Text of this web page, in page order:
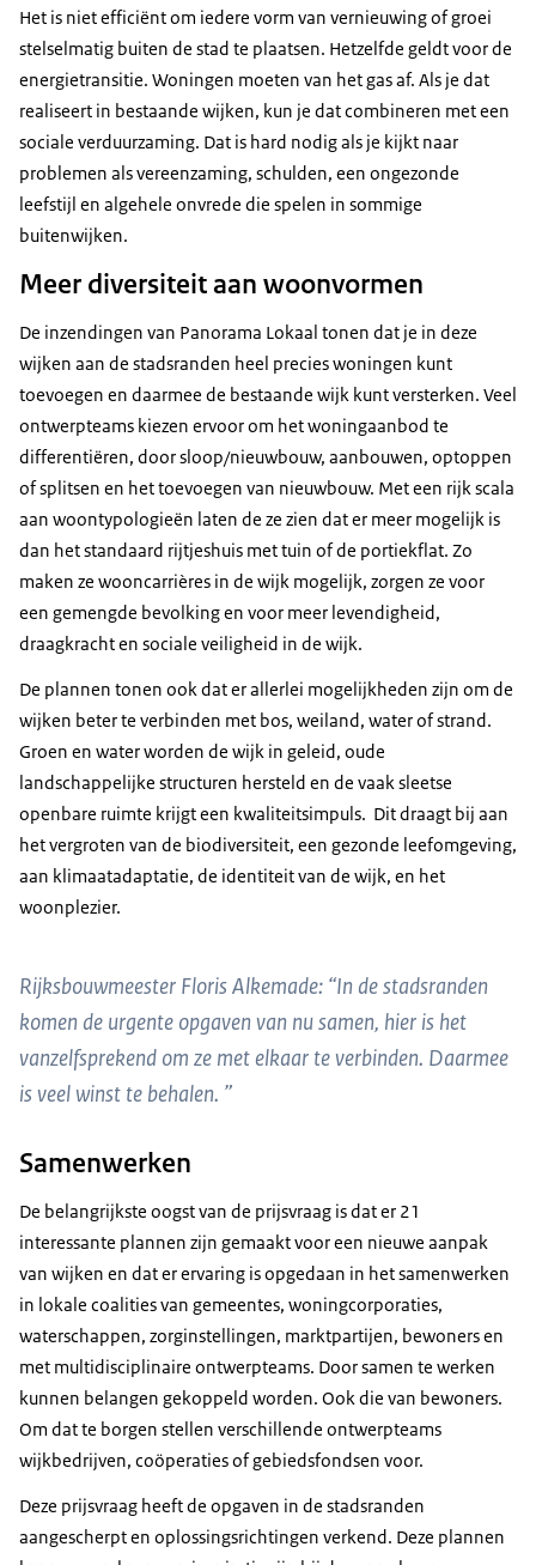
Het is niet efficiënt om iedere vorm van vernieuwing of groei
stelselmatig buiten de stad te plaatsen. Hetzelfde geldt voor de
energietransitie. Woningen moeten van het gas af. Als je dat
realiseert in bestaande wijken, kun je dat combineren met een
sociale verduurzaming. Dat is hard nodig als je kijkt naar
problemen als vereenzaming, schulden, een ongezonde
leefstijl en algehele onvrede die spelen in sommige
buitenwijken.
Meer diversiteit aan woonvormen
De inzendingen van Panorama Lokaal tonen dat je in deze
wijken aan de stadsranden heel precies woningen kunt
toevoegen en daarmee de bestaande wijk kunt versterken. Veel
ontwerpteams kiezen ervoor om het woningaanbod te
differentiëren, door sloop/nieuwbouw, aanbouwen, optoppen
of splitsen en het toevoegen van nieuwbouw. Met een rijk scala
aan woontypologieën laten de ze zien dat er meer mogelijk is
dan het standaard rijtjeshuis met tuin of de portiekflat. Zo
maken ze wooncarrières in de wijk mogelijk, zorgen ze voor
een gemengde bevolking en voor meer levendigheid,
draagkracht en sociale veiligheid in de wijk.
De plannen tonen ook dat er allerlei mogelijkheden zijn om de
wijken beter te verbinden met bos, weiland, water of strand.
Groen en water worden de wijk in geleid, oude
landschappelijke structuren hersteld en de vaak sleetse
openbare ruimte krijgt een kwaliteitsimpuls. Dit draagt bij aan
het vergroten van de biodiversiteit, een gezonde leefomgeving,
aan klimaatadaptatie, de identiteit van de wijk, en het
woonplezier.
Rijksbouwmeester Floris Alkemade: “In de stadsranden
komen de urgente opgaven van nu samen, hier is het
vanzelfsprekend om ze met elkaar te verbinden. Daarmee
is veel winst te behalen. ”
Samenwerken
De belangrijkste oogst van de prijsvraag is dat er 21
interessante plannen zijn gemaakt voor een nieuwe aanpak
van wijken en dat er ervaring is opgedaan in het samenwerken
in lokale coalities van gemeentes, woningcorporaties,
waterschappen, zorginstellingen, marktpartijen, bewoners en
met multidisciplinaire ontwerpteams. Door samen te werken
kunnen belangen gekoppeld worden. Ook die van bewoners.
Om dat te borgen stellen verschillende ontwerpteams
wijkbedrijven, coöperaties of gebiedsfondsen voor.
Deze prijsvraag heeft de opgaven in de stadsranden
aangescherpt en oplossingsrichtingen verkend. Deze plannen